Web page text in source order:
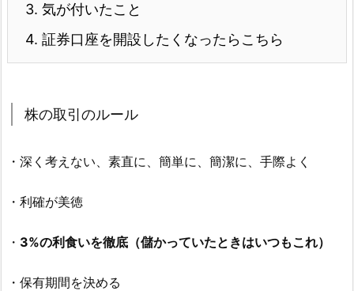
3. 気が付いたこと
4. 証券口座を開設したくなったらこちら
株の取引のルール
・深く考えない、素直に、簡単に、簡潔に、手際よく
・利確が美徳
・ 3%の利食いを徹底（儲かっていたときはいつもこれ）
・保有期間を決める